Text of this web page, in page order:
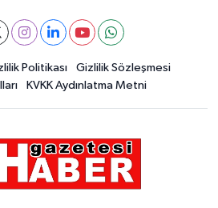
Politikası
Gizlilik Sözleşmesi
KVKK Aydınlatma Metni